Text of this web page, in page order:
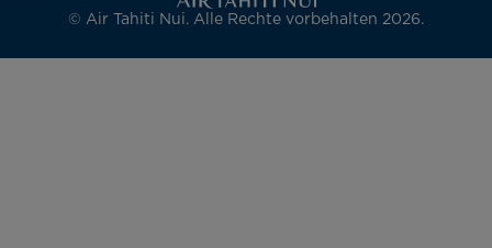
© Air Tahiti Nui. Alle Rechte vorbehalten 2026.